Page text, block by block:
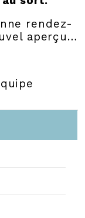
rendez-
aperçu…